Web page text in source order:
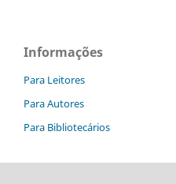
Informações
Para Leitores
Para Autores
Para Bibliotecários